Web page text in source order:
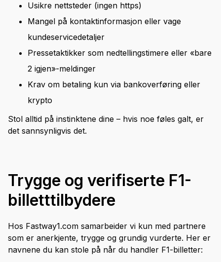
Usikre nettsteder (ingen https)
Mangel på kontaktinformasjon eller vage
kundeservicedetaljer
Pressetaktikker som nedtellingstimere eller «bare
2 igjen»-meldinger
Krav om betaling kun via bankoverføring eller
krypto
Stol alltid på instinktene dine – hvis noe føles galt, er
det sannsynligvis det.
Trygge og verifiserte F1-
billetttilbydere
Hos Fastway1.com samarbeider vi kun med partnere
som er anerkjente, trygge og grundig vurderte. Her er
navnene du kan stole på når du handler F1-billetter: